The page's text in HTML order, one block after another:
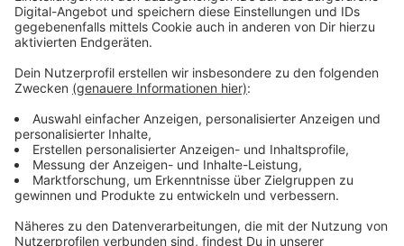
den größten deutschen Städten verglichen: Am
meisten Platz hat man demnach in Dresden - mit
knapp 580 Quadratmetern. Das ist dann schon ein
kleines Fußballfeld.
Anzeige
Weitere Infos und Links zum Thema:
Anzeige